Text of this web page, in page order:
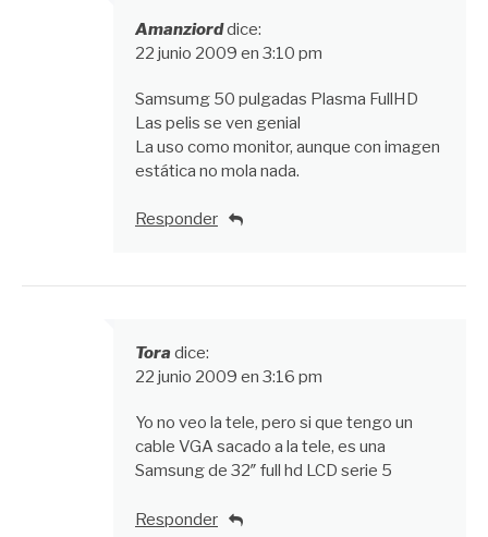
Amanziorddice:
22 junio 2009 en 3:10 pm
Samsumg 50 pulgadas Plasma FullHD
Las pelis se ven genial
La uso como monitor, aunque con imagen
estática no mola nada.
Responder
Tora dice:
22 junio 2009 en 3:16 pm
Yo no veo la tele, pero si que tengo un
cable VGA sacado a la tele, es una
Samsung de 32″ full hd LCD serie 5
Responder